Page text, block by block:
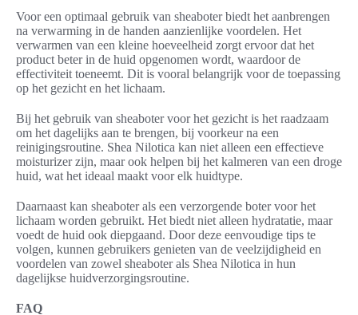
Voor een optimaal gebruik van sheaboter biedt het aanbrengen
na verwarming in de handen aanzienlijke voordelen. Het
verwarmen van een kleine hoeveelheid zorgt ervoor dat het
product beter in de huid opgenomen wordt, waardoor de
effectiviteit toeneemt. Dit is vooral belangrijk voor de toepassing
op het gezicht en het lichaam.
Bij het gebruik van sheaboter voor het gezicht is het raadzaam
om het dagelijks aan te brengen, bij voorkeur na een
reinigingsroutine. Shea Nilotica kan niet alleen een effectieve
moisturizer zijn, maar ook helpen bij het kalmeren van een droge
huid, wat het ideaal maakt voor elk huidtype.
Daarnaast kan sheaboter als een verzorgende boter voor het
lichaam worden gebruikt. Het biedt niet alleen hydratatie, maar
voedt de huid ook diepgaand. Door deze eenvoudige tips te
volgen, kunnen gebruikers genieten van de veelzijdigheid en
voordelen van zowel sheaboter als Shea Nilotica in hun
dagelijkse huidverzorgingsroutine.
FAQ